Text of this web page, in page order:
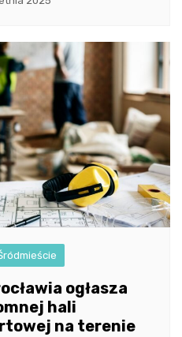
ogłasza
hali
na terenie